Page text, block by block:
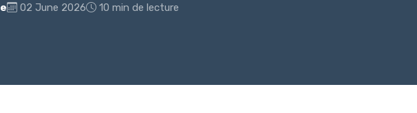
02 June 2026 10 min de lecture